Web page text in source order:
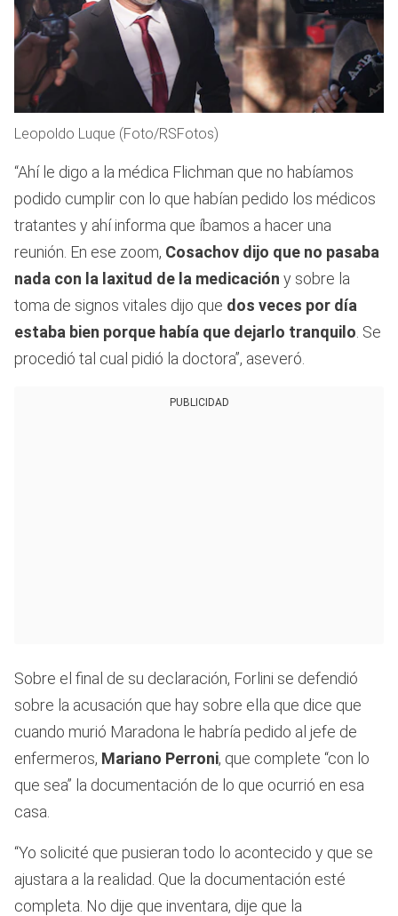
Leopoldo Luque (Foto/RSFotos)
“Ahí le digo a la médica Flichman que no habíamos
podido cumplir con lo que habían pedido los médicos
tratantes y ahí informa que íbamos a hacer una
reunión. En ese zoom, Cosachov dijo que no pasaba
nada con la laxitud de la medicación y sobre la
toma de signos vitales dijo que dos veces por día
estaba bien porque había que dejarlo tranquilo . Se
procedió tal cual pidió la doctora”, aseveró.
PUBLICIDAD
Sobre el final de su declaración, Forlini se defendió
sobre la acusación que hay sobre ella que dice que
cuando murió Maradona le habría pedido al jefe de
enfermeros, Mariano Perroni, que complete “con lo
que sea” la documentación de lo que ocurrió en esa
casa.
“Yo solicité que pusieran todo lo acontecido y que se
ajustara a la realidad. Que la documentación esté
completa. No dije que inventara, dije que la